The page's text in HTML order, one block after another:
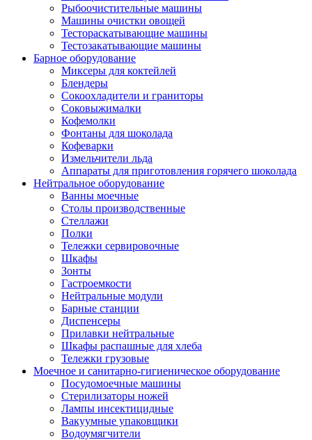
Рыбоочистительные машины
Машины очистки овощей
Тестораскатывающие машины
Тестозакатывающие машины
Барное оборудование
Миксеры для коктейлей
Блендеры
Сокоохладители и граниторы
Соковыжималки
Кофемолки
Фонтаны для шоколада
Кофеварки
Измельчители льда
Аппараты для приготовления горячего шоколада
Нейтральное оборудование
Ванны моечные
Столы производственные
Стеллажи
Полки
Тележки сервировочные
Шкафы
Зонты
Гастроемкости
Нейтральные модули
Барные станции
Диспенсеры
Прилавки нейтральные
Шкафы распашные для хлеба
Тележки грузовые
Моечное и санитарно-гигиеническое оборудование
Посудомоечные машины
Стерилизаторы ножей
Лампы инсектицидные
Вакуумные упаковщики
Водоумягчители